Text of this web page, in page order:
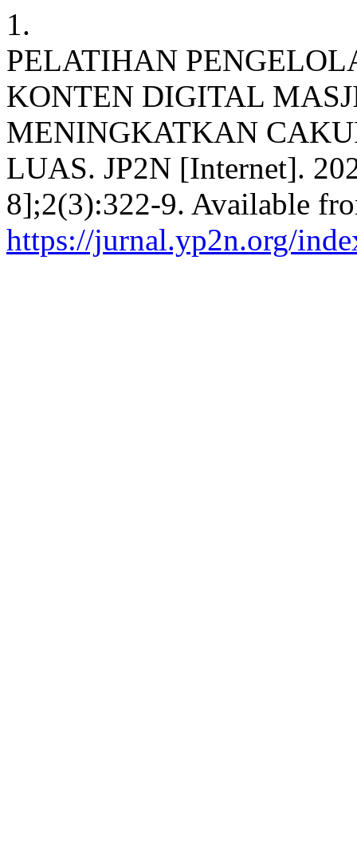
1.
PELATIHAN
KONTEN DIGITAL
MENINGKATKAN
LUAS. JP2N [Internet].
8];2(3):322-9. Available
https://jurnal.yp2n.org/